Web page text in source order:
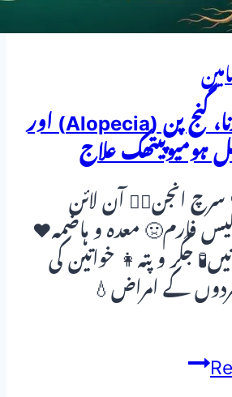
بالوں کا گرنا، گنج پن (Alopecia) اور
ہومیوپیتھک علاج
انجن👨‍⚕️ آن لائن
فارم🤢 معدہ و ہاضمہ❤️
جگر و پتہ👩 خواتین کی
کے امراض💧
بالوں